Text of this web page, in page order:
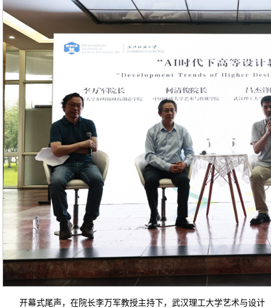
开幕式尾声，在院长李万军教授主持下，武汉理工大学艺术与设计